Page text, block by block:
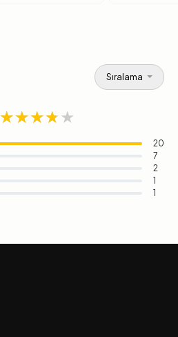
Sıralama
★★★★★
★★★★★
★★★★★
20
7
2
1
1